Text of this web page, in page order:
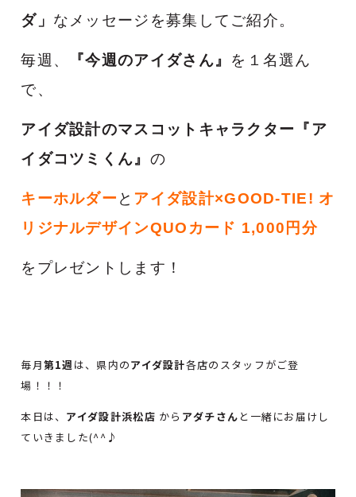
ダ」 なメッセージを募集してご紹介。
毎週、 『今週のアイダさん』 を１名選ん
で、
アイダ設計のマスコットキャラクター『ア
イダコツミくん』 の
キーホルダー と アイダ設計×GOOD-TIE! オ
リジナルデザインQUOカード 1,000円分
をプレゼントします！
毎月第1週 は、県内のアイダ設計各店のスタッフがご登
場！！！
本日は、 アイダ設計浜松店 から アダチさん と一緒にお届けし
ていきました(^^♪